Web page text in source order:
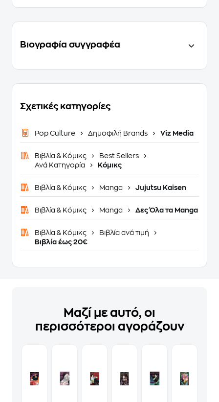
Βιογραφία συγγραφέα
Σχετικές κατηγορίες
Pop Culture Δημοφιλή Brands Viz Media
Βιβλία & Κόμικς
Best Sellers
Ανά Κατηγορία
Κόμικς
Βιβλία & Κόμικς Manga Jujutsu Kaisen
Βιβλία & Κόμικς Manga Δες Όλα τα Manga
Βιβλία & Κόμικς
Βιβλία ανά τιμή
Βιβλία έως 20€
Μαζί με αυτό, οι
περισσότεροι αγοράζουν